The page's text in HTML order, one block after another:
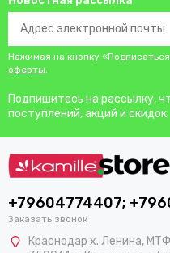
Нажимая на кнопку
оферты.
Подпишитесь на рассылку,
поступлений, акций и скидок.
+79604774407;
Заказать звонок
Краснодар х. Ленина,